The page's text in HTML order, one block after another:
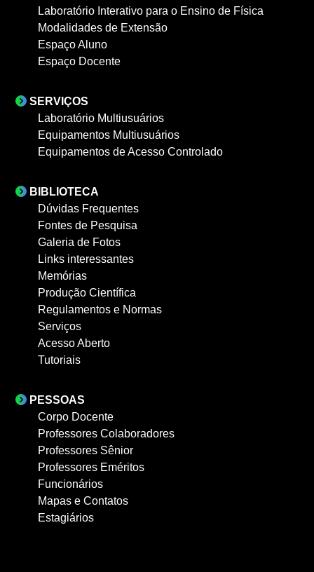
Laboratório Interativo para o Ensino de Física
Modalidades de Extensão
Espaço Aluno
Espaço Docente
SERVIÇOS
Laboratório Multiusuários
Equipamentos Multiusuários
Equipamentos de Acesso Controlado
BIBLIOTECA
Dúvidas Frequentes
Fontes de Pesquisa
Galeria de Fotos
Links interessantes
Memórias
Produção Científica
Regulamentos e Normas
Serviços
Acesso Aberto
Tutoriais
PESSOAS
Corpo Docente
Professores Colaboradores
Professores Sênior
Professores Eméritos
Funcionários
Mapas e Contatos
Estagiários